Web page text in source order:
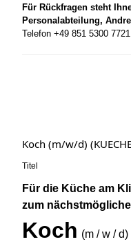
Für Rückfragen steht
Personalabteilung,
Telefon +49 851 5300 7721
Koch (m/w/d)
Titel
Für die Küche am
zum
Koch (m / w / d)